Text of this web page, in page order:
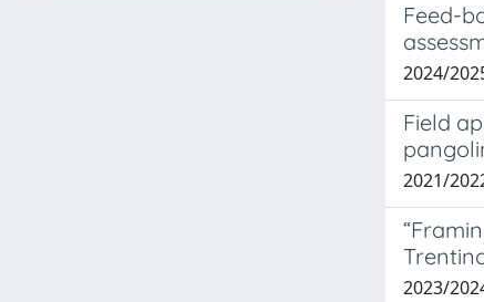
Feed-
2024/
Field
2021/
2023/